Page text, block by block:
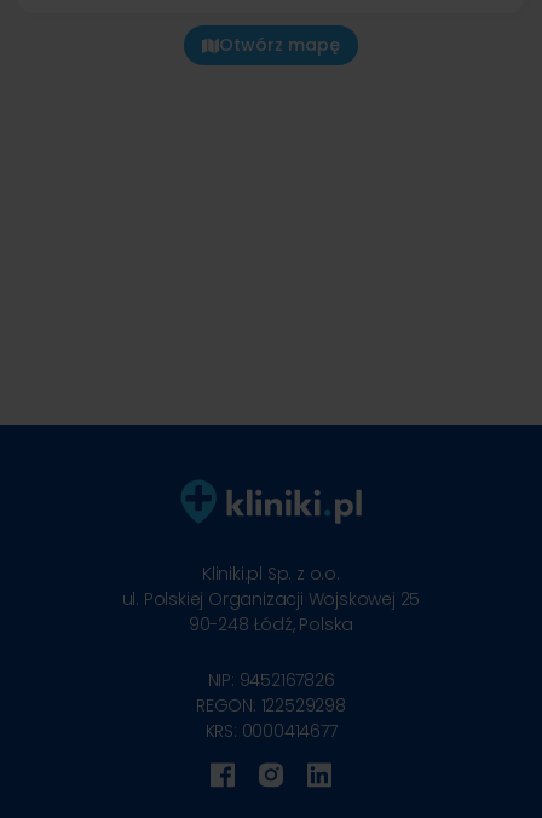
Otwórz mapę
Kliniki.pl Sp. z o.o.
ul. Polskiej Organizacji Wojskowej 25
90-248 Łódź, Polska
NIP: 9452167826
REGON: 122529298
KRS: 0000414677